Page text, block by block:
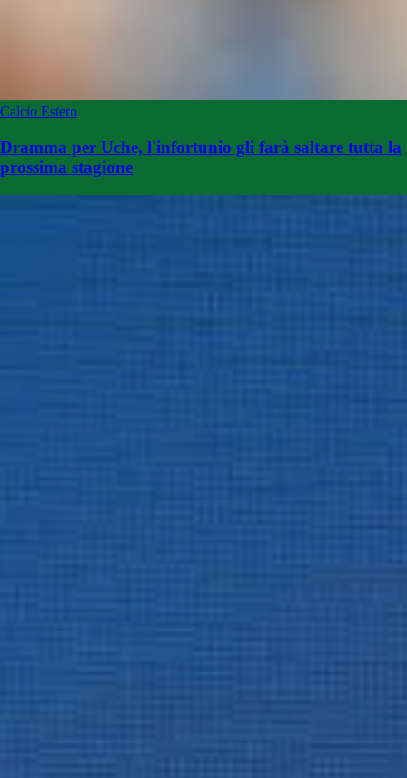
Calcio Estero
Dramma per Uche, l'infortunio gli farà saltare tutta la
prossima stagione